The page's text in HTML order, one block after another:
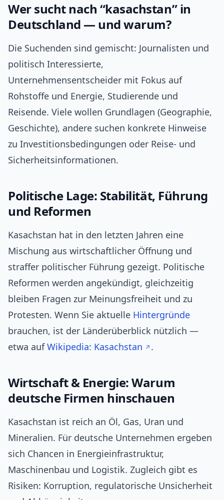
Wer sucht nach “kasachstan” in
Deutschland — und warum?
Die Suchenden sind gemischt: Journalisten und
politisch Interessierte,
Unternehmensentscheider mit Fokus auf
Rohstoffe und Energie, Studierende und
Reisende. Viele wollen Grundlagen (Geographie,
Geschichte), andere suchen konkrete Hinweise
zu Investitionsbedingungen oder Reise- und
Sicherheitsinformationen.
Politische Lage: Stabilität, Führung
und Reformen
Kasachstan hat in den letzten Jahren eine
Mischung aus wirtschaftlicher Öffnung und
straffer politischer Führung gezeigt. Politische
Reformen werden angekündigt, gleichzeitig
bleiben Fragen zur Meinungsfreiheit und zu
Protesten. Wenn Sie aktuelle Hintergründe
brauchen, ist der Länderüberblick nützlich —
etwa aufWikipedia: Kasachstan .
Wirtschaft & Energie: Warum
deutsche Firmen hinschauen
Kasachstan ist reich an Öl, Gas, Uran und
Mineralien. Für deutsche Unternehmen ergeben
sich Chancen in Energieinfrastruktur,
Maschinenbau und Logistik. Zugleich gibt es
Risiken: Korruption, regulatorische Unsicherheit